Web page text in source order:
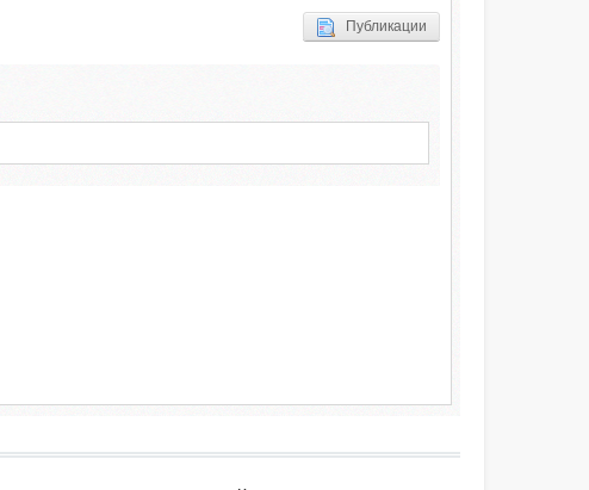
Публикации